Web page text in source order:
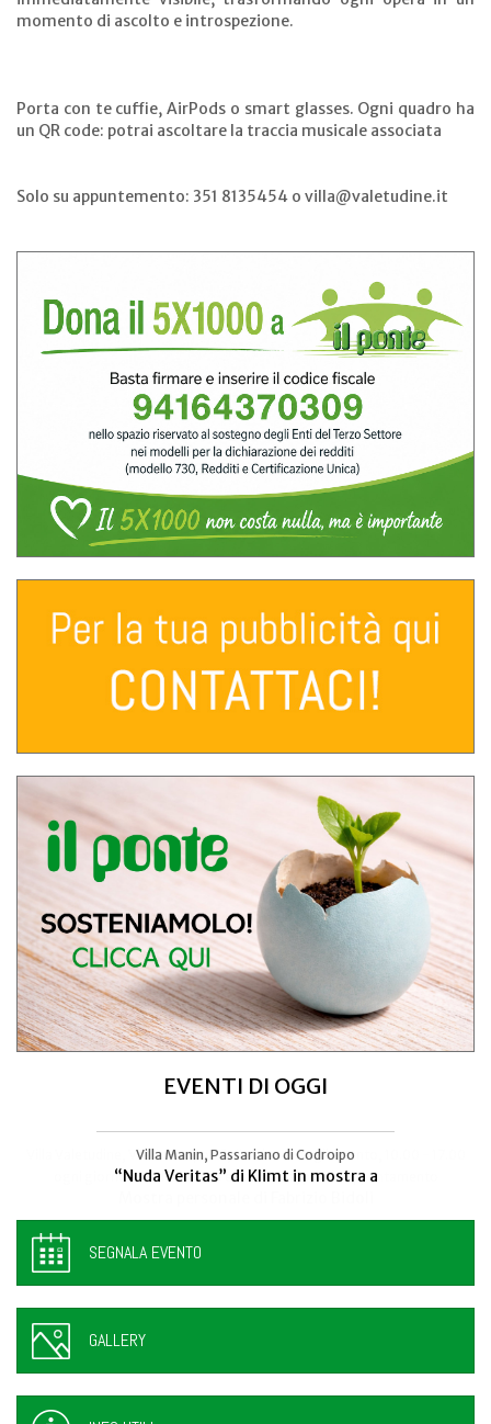
momento di ascolto e introspezione.
Porta con te cuffie, AirPods o smart glasses. Ogni quadro ha
un QR code: potrai ascoltare la traccia musicale associata
Solo su appuntemento: 351 8135454 o villa@valetudine.it
EVENTI DI OGGI
Villa Manin, Passariano di Codroipo
“Nuda Veritas” di Klimt in mostra a
Villa Valetudine, Via Codroipo 25, Camino al Tagliamento, 10.00 - 17.00
ogni giorno - anche sabato e domenica, previo appuntamento
SEGNALA EVENTO
GALLERY